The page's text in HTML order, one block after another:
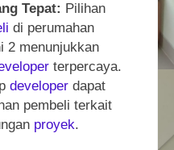
Tepat: Pilihan
di perumahan
2 menunjukkan
terpercaya.
developer dapat
pembeli terkait
proyek.